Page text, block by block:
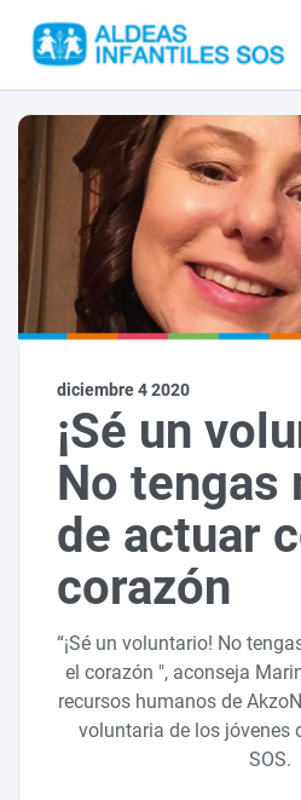
diciembre 4 2020
¡Sé un
No tengas
de actuar
corazón
“¡Sé un voluntario! No
el corazón ", aconseja
recursos humanos de
voluntaria de los jóvenes
SOS.